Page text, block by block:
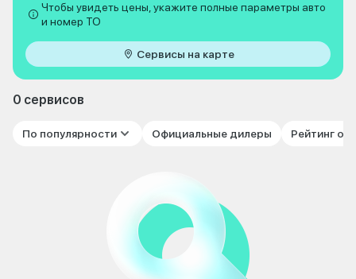
Чтобы увидеть цены, укажите полные параметры авто
и номер ТО
Сервисы на карте
0 сервисов
По популярности Официальные дилеры Рейтинг